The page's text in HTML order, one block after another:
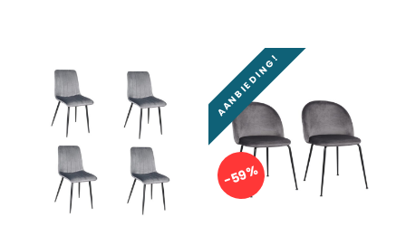
AANBIEDING!
-59%